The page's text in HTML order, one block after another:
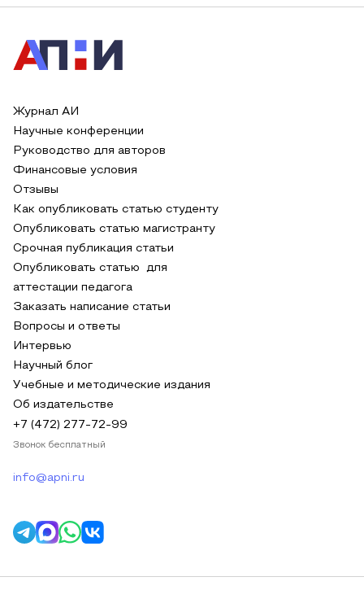
Журнал АИ
Научные конференции
Руководство для авторов
Финансовые условия
Отзывы
Как опубликовать статью студенту
Опубликовать статью магистранту
Срочная публикация статьи
Опубликовать статью для
аттестации педагога
Заказать написание статьи
Вопросы и ответы
Интервью
Научный блог
Учебные и методические издания
Об издательстве
+7 (472) 277-72-99
Звонок бесплатный
info@apni.ru